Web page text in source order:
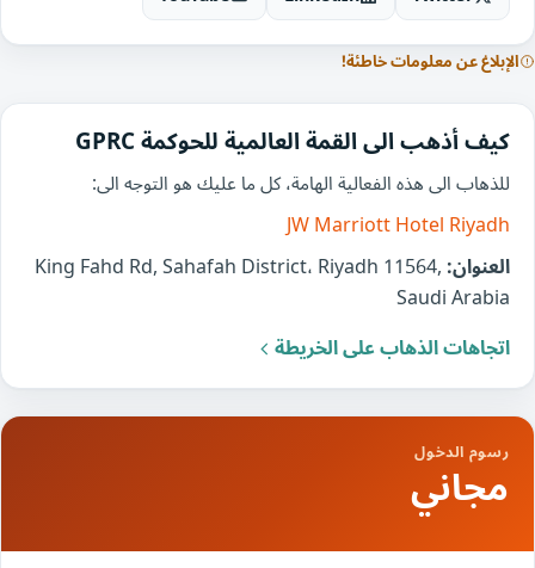
الإبلاغ عن معلومات خاطئة!
كيف أذهب الى القمة العالمية للحوكمة GPRC
للذهاب الى هذه الفعالية الهامة، كل ما عليك هو التوجه الى:
JW Marriott Hotel Riyadh
العنوان:King Fahd Rd, Sahafah District، Riyadh 11564,
Saudi Arabia
اتجاهات الذهاب على الخريطة
رسوم الدخول
مجاني